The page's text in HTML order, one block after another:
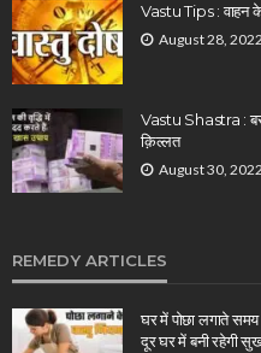
Vastu Tips : वाहन
August 28, 2022
Vastu Shastra :
क़िल्लत
August 30, 2022
REMEDY ARTICLES
घर में पोछा लगाते समय
दूर घर में बनी रहेगी